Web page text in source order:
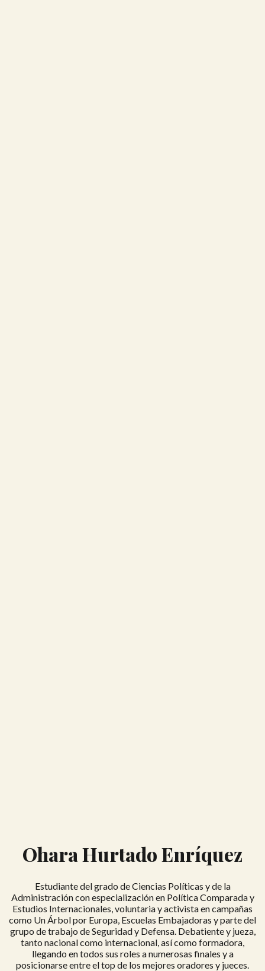
Ohara Hurtado Enríquez
Estudiante del grado de Ciencias Políticas y de la
Administración con especialización en Política Comparada y
Estudios Internacionales, voluntaria y activista en campañas
como Un Árbol por Europa, Escuelas Embajadoras y parte del
grupo de trabajo de Seguridad y Defensa. Debatiente y jueza,
tanto nacional como internacional, así como formadora,
llegando en todos sus roles a numerosas finales y a
posicionarse entre el top de los mejores oradores y jueces.